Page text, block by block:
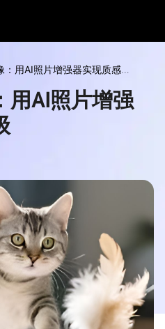
：用AI照片增强器实现质感升
用AI照片增强